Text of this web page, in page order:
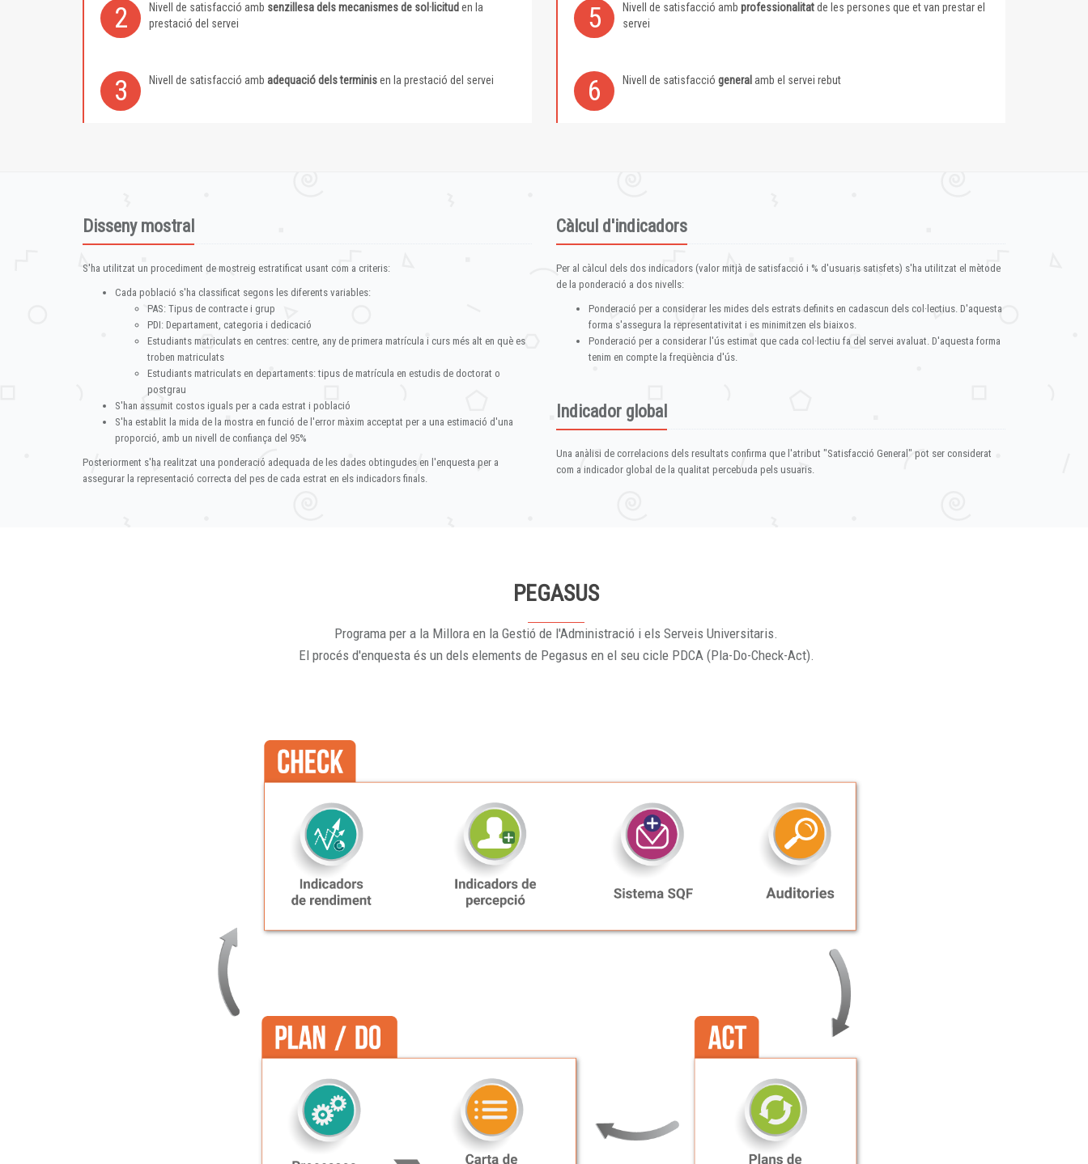
2 Nivell de satisfacció amb senzillesa dels mecanismes de sol·licitud en la
prestació del servei
5 Nivell de satisfacció amb professionalitatde les persones que et van prestar el
servei
3 Nivell de satisfacció amb adequació dels terminisen la prestació del servei 6 Nivell de satisfacció general amb el servei rebut
Disseny mostral
S'ha utilitzat un procediment de mostreig estratificat usant com a criteris:
Cada població s'ha classificat segons les diferents variables:
PAS: Tipus de contracte i grup
PDI: Departament, categoria i dedicació
Estudiants matriculats en centres: centre, any de primera matrícula i curs més alt en què es
troben matriculats
Estudiants matriculats en departaments: tipus de matrícula en estudis de doctorat o
postgrau
S'han assumit costos iguals per a cada estrat i població
S'ha establit la mida de la mostra en funció de l'error màxim acceptat per a una estimació d'una
proporció, amb un nivell de confiança del 95%
Posteriorment s'ha realitzat una ponderació adequada de les dades obtingudes en l'enquesta per a
assegurar la representació correcta del pes de cada estrat en els indicadors finals.
Càlcul d'indicadors
Per al càlcul dels dos indicadors (valor mitjà de satisfacció i % d'usuaris satisfets) s'ha utilitzat el mètode
de la ponderació a dos nivells:
Ponderació per a considerar les mides dels estrats definits en cadascun dels col·lectius. D'aquesta
forma s'assegura la representativitat i es minimitzen els biaixos.
Ponderació per a considerar l'ús estimat que cada col·lectiu fa del servei avaluat. D'aquesta forma
tenim en compte la freqüència d'ús.
Indicador global
Una anàlisi de correlacions dels resultats confirma que l'atribut "Satisfacció General" pot ser considerat
com a indicador global de la qualitat percebuda pels usuaris.
PEGASUS
Programa per a la Millora en la Gestió de l'Administració i els Serveis Universitaris.
El procés d'enquesta és un dels elements de Pegasus en el seu cicle PDCA (Pla-Do-Check-Act).